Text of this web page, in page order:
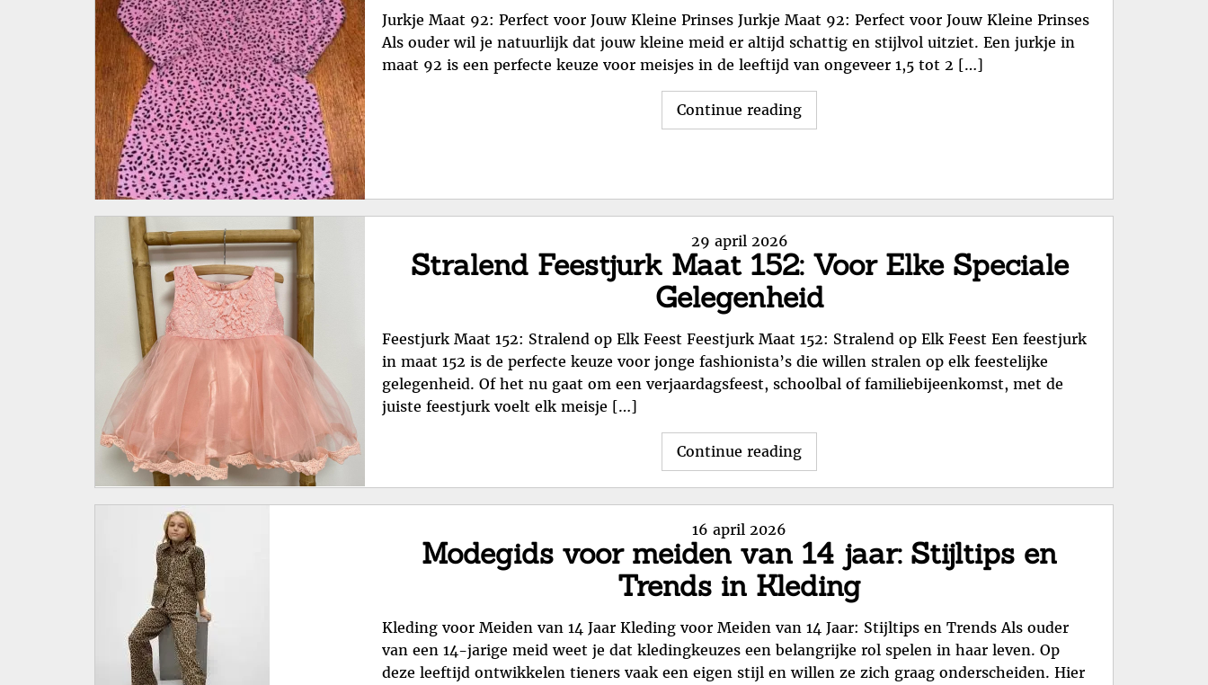
Comfort
en
Mode
Stap"
Jurkje Maat 92: Perfect voor Jouw Kleine Prinses Jurkje Maat 92: Perfect voor Jouw Kleine Prinses
Als ouder wil je natuurlijk dat jouw kleine meid er altijd schattig en stijlvol uitziet. Een jurkje in
maat 92 is een perfecte keuze voor meisjes in de leeftijd van ongeveer 1,5 tot 2 […]
Continue reading"Schattig
Jurkje
voor
Jouw
Prinses"
Posted
on
29 april 2026
Stralend Feestjurk Maat 152: Voor Elke Speciale
Gelegenheid
Feestjurk Maat 152: Stralend op Elk Feest Feestjurk Maat 152: Stralend op Elk Feest Een feestjurk
in maat 152 is de perfecte keuze voor jonge fashionista’s die willen stralen op elk feestelijke
gelegenheid. Of het nu gaat om een verjaardagsfeest, schoolbal of familiebijeenkomst, met de
juiste feestjurk voelt elk meisje […]
Continue reading"Stralend
Feestjurk
Voor
Elke
Speciale
Gelegenheid"
Posted
on
16 april 2026
Modegids voor meiden van 14 jaar: Stijltips en
Trends in Kleding
Kleding voor Meiden van 14 Jaar Kleding voor Meiden van 14 Jaar: Stijltips en Trends Als ouder
van een 14-jarige meid weet je dat kledingkeuzes een belangrijke rol spelen in haar leven. Op
deze leeftijd ontwikkelen tieners vaak een eigen stijl en willen ze zich graag onderscheiden. Hier